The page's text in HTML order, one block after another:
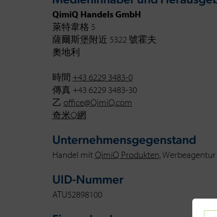
QimiQ Handels GmbH
萊特韋格 5
薩爾斯堡附近 5322 號霍夫
奧地利
時間 +43 6229 3483-0
傳真 +43 6229 3483-30
乙 office@QimiQ.com
奇米Q網
Unternehmensgegenstand
Handel mit QimiQ Produkten, Werbeagentur
UID-Nummer
ATU52898100